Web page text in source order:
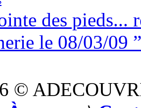
des pieds...
le 08/03/09 ”
©